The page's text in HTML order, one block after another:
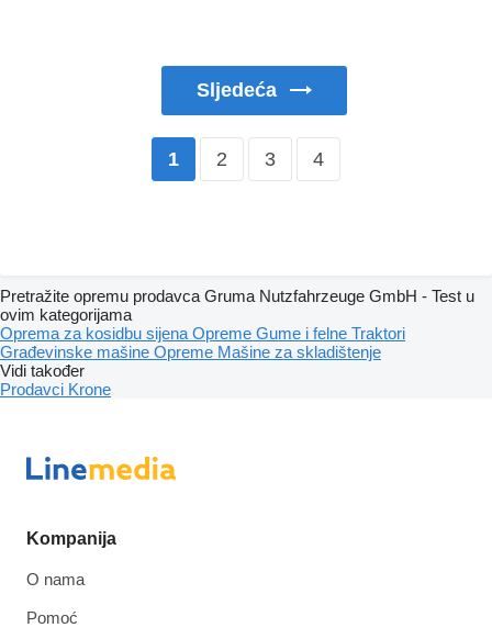
Sljedeća
1 2 3 4
Pretražite opremu prodavca Gruma Nutzfahrzeuge GmbH - Test u
ovim kategorijama
Oprema za kosidbu sijena Opreme Gume i felne Traktori
Građevinske mašine Opreme Mašine za skladištenje
Vidi također
Prodavci Krone
Kompanija
O nama
Pomoć